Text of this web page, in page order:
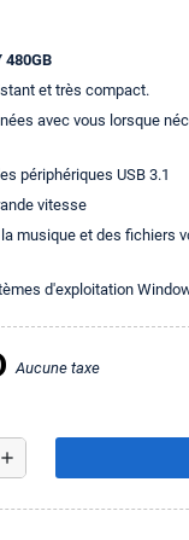
480GB
et très compact.
avec vous lorsque
périphériques USB 3.1
vitesse
musique et des fichiers
d'exploitation
Aucune taxe
add